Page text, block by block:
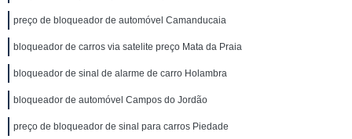
preço de bloqueador de automóvel Camanducaia
bloqueador de carros via satelite preço Mata da Praia
bloqueador de sinal de alarme de carro Holambra
bloqueador de automóvel Campos do Jordão
preço de bloqueador de sinal para carros Piedade